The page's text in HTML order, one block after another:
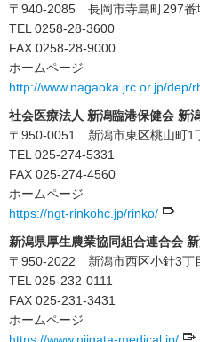
〒940-2085 長岡市寺島町297番
TEL 0258-28-3600
FAX 0258-28-9000
ホームページ
http://www.nagaoka.jrc.or.jp/dep/
社会医療法人 新潟臨港保健会 新
〒950-0051 新潟市東区桃山町1
TEL 025-274-5331
FAX 025-274-4560
ホームページ
https://ngt-rinkohc.jp/rinko/
新潟県厚生農業協同組合連合会
〒950-2022 新潟市西区小針3丁
TEL 025-232-0111
FAX 025-231-3431
ホームページ
https://www.niigata-medical.jp/